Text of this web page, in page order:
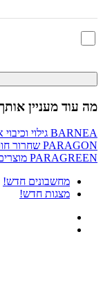
מה עוד מעניין
BARNEA גילוי
PARAGON שחרור
PARAGREEN
מחשבונים חדש!
מצגות חדש!